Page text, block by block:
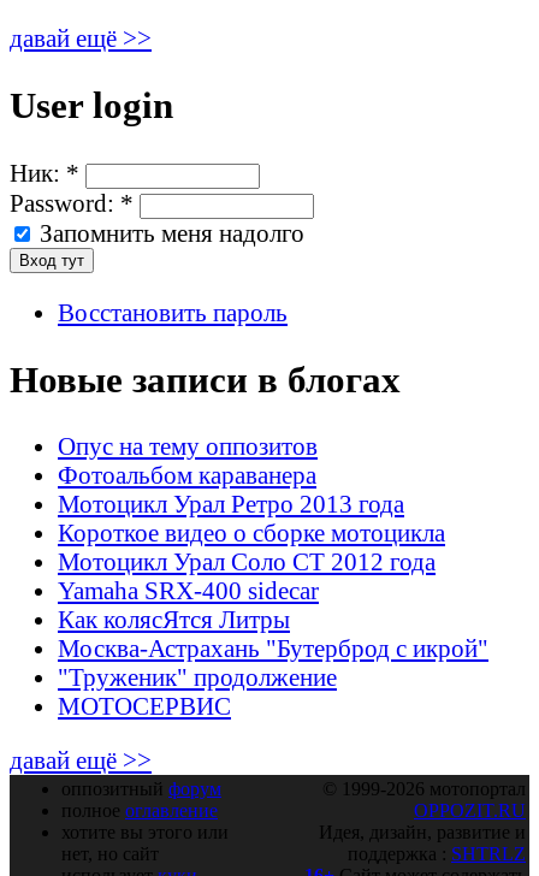
давай ещё >>
User login
Ник: *
Password: *
Запомнить меня надолго
Восстановить пароль
Новые записи в блогах
Опус на тему оппозитов
Фотоальбом караванера
Мотоцикл Урал Ретро 2013 года
Короткое видео о сборке мотоцикла
Мотоцикл Урал Соло СТ 2012 года
Yamaha SRX-400 sidecar
Как колясЯтся Литры
Москва-Астрахань "Бутерброд с икрой"
"Труженик" продолжение
МОТОСЕРВИС
давай ещё >>
оппозитный форум
полное оглавление
хотите вы этого или
нет, но сайт
© 1999-2026 мотопортал
OPPOZIT.RU
Идея, дизайн, развитие и
поддержка : SHTRLZ